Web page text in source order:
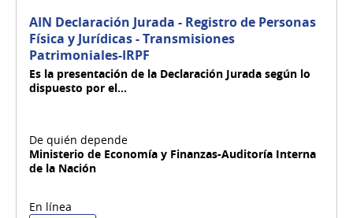
de
médula
ósea)
Mesa
Reguladora
de
Trámites
AIN Declaración Jurada - Registro de Personas
Física y Jurídicas - Transmisiones
Patrimoniales-IRPF
Es la presentación de la Declaración Jurada según lo
dispuesto por el...
Ministerio de Economía y Finanzas-Auditoría Interna
de la Nación